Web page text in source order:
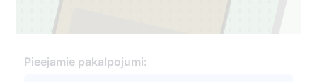
Pieejamie pakalpojumi: